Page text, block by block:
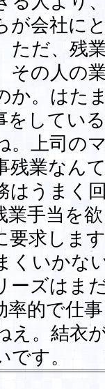
が会社に
ただ、残
その人の
か。はた
をしてい
。上司の
残業なん
はうまく
手当を
要求しま
くいかな
ズはま
率的で仕
え。結衣
です。